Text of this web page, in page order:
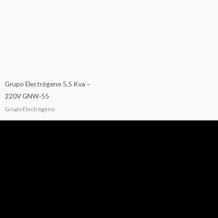
Grupo Electrógeno 5,5 Kva –
220V GNW-55
Grupo Electrógeno